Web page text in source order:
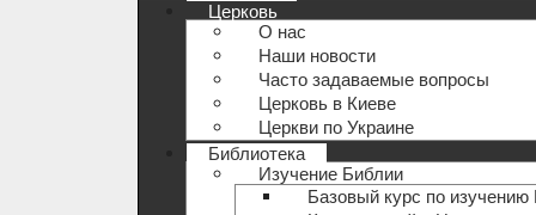
Церковь
О нас
Наши новости
Часто задаваемые вопросы
Церковь в Киеве
Церкви по Украине
Библиотека
Изучение Библии
Базовый курс по изучению